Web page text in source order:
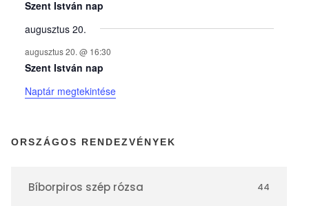
y
e
k
n
a
Szent István nap
augusztus 20.
augusztus 20. @ 16:30
Szent István nap
Naptár megtekintése
ORSZÁGOS RENDEZVÉNYEK
Bíborpiros szép rózsa 44